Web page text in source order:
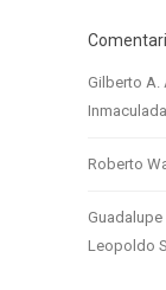
Gilberto A.
Roberto
Guadalupe
Leopoldo